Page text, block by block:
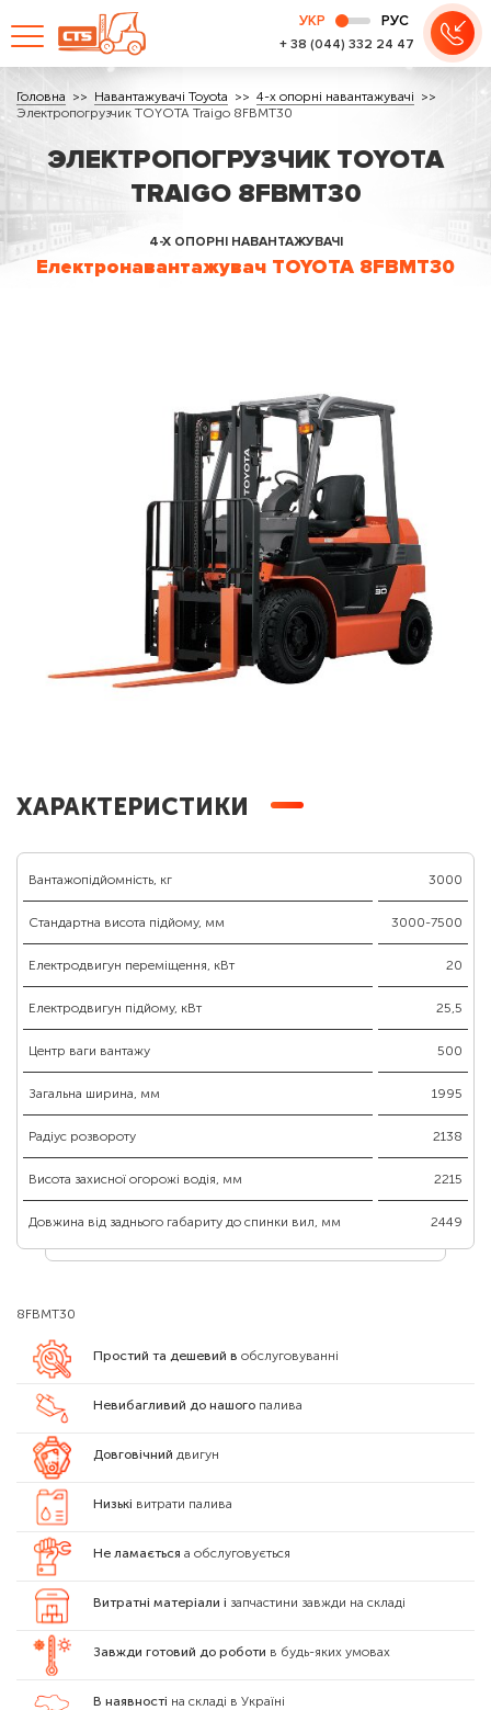
УКР РУС
+ 38 (044) 332 24 47
Головна Навантажувачі Toyota
4-х опорні навантажувачі
Электропогрузчик TOYOTA Traigo 8FBMT30
ЭЛЕКТРОПОГРУЗЧИК TOYOTA
TRAIGO 8FBMT30
4-Х ОПОРНІ НАВАНТАЖУВАЧІ
Електронавантажувач TOYOTA 8FBMT30
ХАРАКТЕРИСТИКИ
Вантажопідйомність, кг 3000
Стандартна висота підйому, мм 3000-7500
Електродвигун переміщення, кВт 20
Електродвигун підйому, кВт 25,5
Центр ваги вантажу 500
Загальна ширина, мм 1995
Радіус розвороту 2138
Висота захисної огорожі водія, мм 2215
Довжина від заднього габариту до спинки вил, мм 2449
8FBMT30
Простий та дешевий в обслуговуванні
Невибагливий до нашого палива
Довговічний двигун
Низькі витрати палива
Не ламається а обслуговується
Витратні матеріали і запчастини завжди на складі
Завжди готовий до роботи в будь-яких умовах
В наявності на складі в Україні